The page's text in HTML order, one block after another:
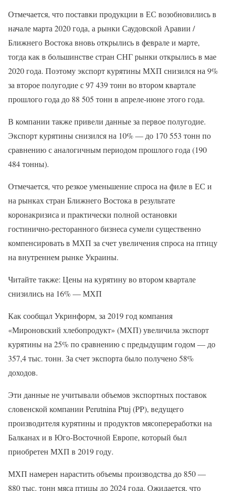
Отмечается, что поставки продукции в ЕС возобновились в
начале марта 2020 года, а рынки Саудовской Аравии /
Ближнего Востока вновь открылись в феврале и марте,
тогда как в большинстве стран СНГ рынки открылись в мае
2020 года. Поэтому экспорт курятины МХП снизился на 9%
за второе полугодие с 97 439 тонн во втором квартале
прошлого года до 88 505 тонн в апреле-июне этого года.
В компании также привели данные за первое полугодие.
Экспорт курятины снизился на 10% — до 170 553 тонн по
сравнению с аналогичным периодом прошлого года (190
484 тонны).
Отмечается, что резкое уменьшение спроса на филе в ЕС и
на рынках стран Ближнего Востока в результате
коронакризиса и практически полной остановки
гостинично-ресторанного бизнеса сумели существенно
компенсировать в МХП за счет увеличения спроса на птицу
на внутреннем рынке Украины.
Читайте также: Цены на курятину во втором квартале
снизились на 16% — МХП
Как сообщал Укринформ, за 2019 год компания
«Мироновский хлебопродукт» (МХП) увеличила экспорт
курятины на 25% по сравнению с предыдущим годом — до
357,4 тыс. тонн. За счет экспорта было получено 58%
доходов.
Эти данные не учитывали объемов экспортных поставок
словенской компании Perutnina Ptuj (PP), ведущего
производителя курятины и продуктов мясопереработки на
Балканах и в Юго-Восточной Европе, который был
приобретен МХП в 2019 году.
МХП намерен нарастить объемы производства до 850 —
880 тыс. тонн мяса птицы до 2024 года. Ожидается, что